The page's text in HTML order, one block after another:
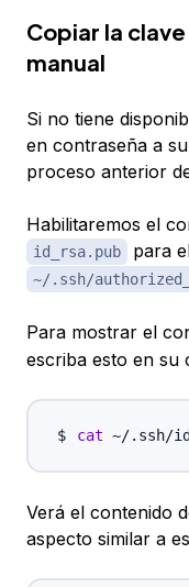
Copiar la
manual
Si no tiene
en contraseña a
proceso anterior
Habilitaremos el
id_rsa.pub para
~/.ssh/
Para mostrar el
escriba esto en su
cat
Verá el contenido
aspecto similar a